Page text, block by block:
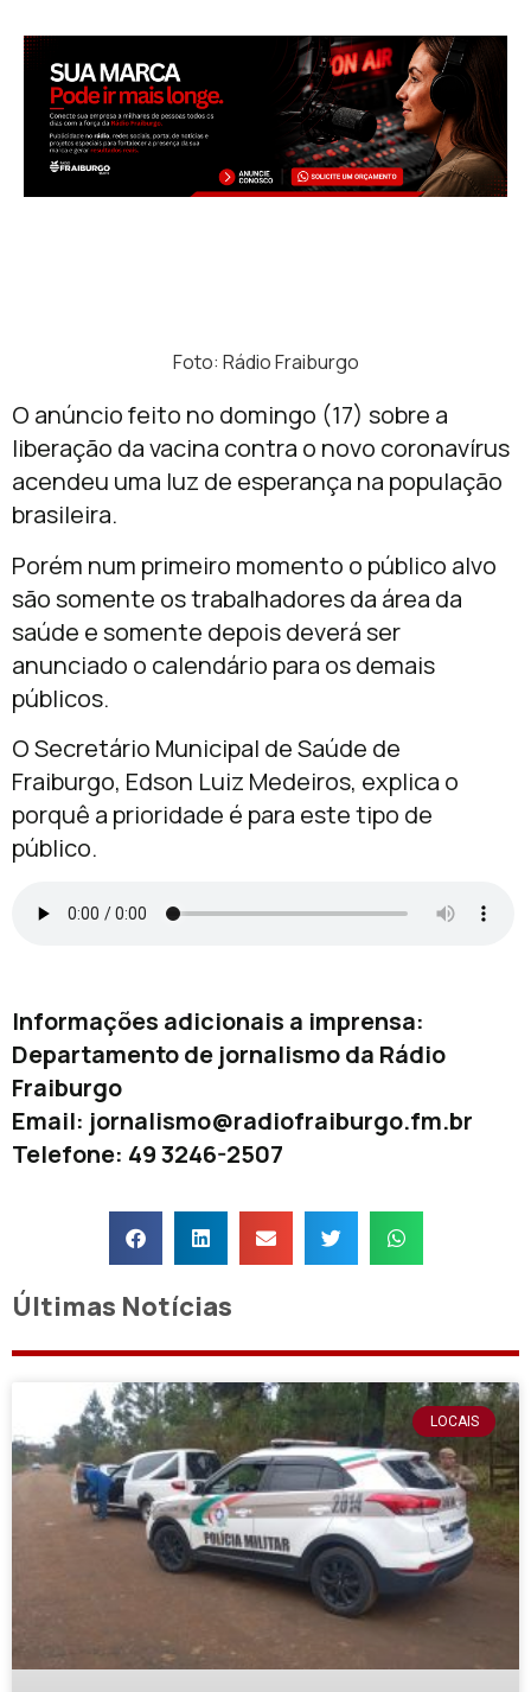
Foto: Rádio Fraiburgo
O anúncio feito no domingo (17) sobre a
liberação da vacina contra o novo coronavírus
acendeu uma luz de esperança na população
brasileira.
Porém num primeiro momento o público alvo
são somente os trabalhadores da área da
saúde e somente depois deverá ser
anunciado o calendário para os demais
públicos.
O Secretário Municipal de Saúde de
Fraiburgo, Edson Luiz Medeiros, explica o
porquê a prioridade é para este tipo de
público.
Informações adicionais a imprensa:
Departamento de jornalismo da Rádio
Fraiburgo
Email: jornalismo@radiofraiburgo.fm.br
Telefone: 49 3246-2507
Últimas Notícias
LOCAIS